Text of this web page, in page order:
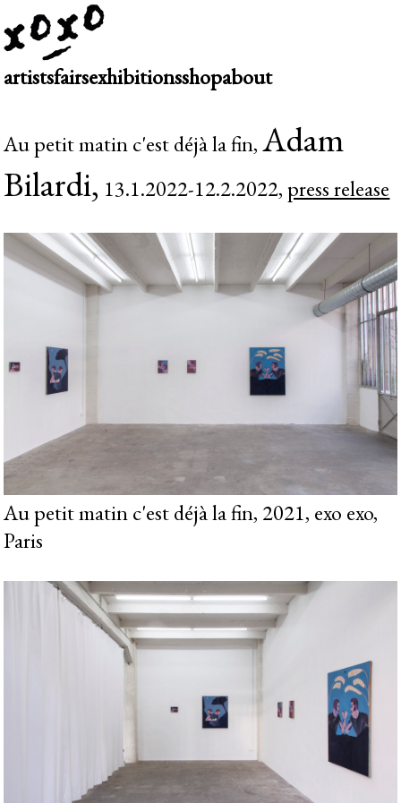
artistsfairsexhibitionsshopabout
Au petit matin c'est déjà la fin,Adam
Bilardi, 13.1.2022-12.2.2022, press release
Au petit matin c'est déjà la fin, 2021, exo exo,
Paris